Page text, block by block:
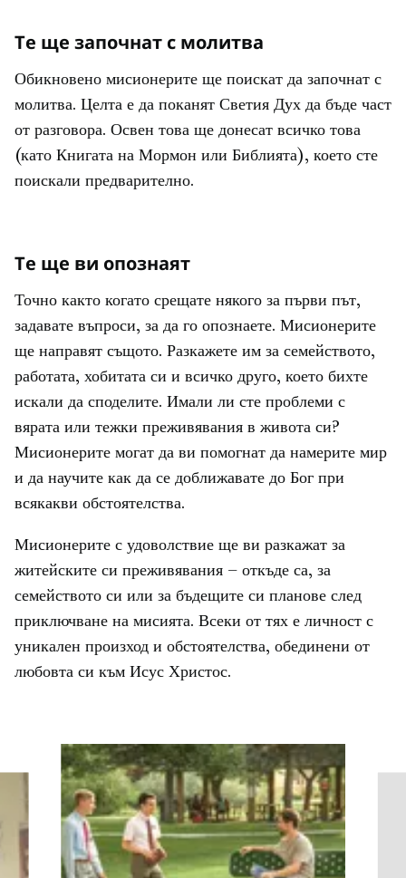
Те ще започнат с молитва
Обикновено мисионерите ще поискат да започнат с
молитва. Целта е да поканят Светия Дух да бъде част
от разговора. Освен това ще донесат всичко това
(като Книгата на Мормон или Библията), което сте
поискали предварително.
Те ще ви опознаят
Точно както когато срещате някого за първи път,
задавате въпроси, за да го опознаете. Мисионерите
ще направят същото. Разкажете им за семейството,
работата, хобитата си и всичко друго, което бихте
искали да споделите. Имали ли сте проблеми с
вярата или тежки преживявания в живота си?
Мисионерите могат да ви помогнат да намерите мир
и да научите как да се доближавате до Бог при
всякакви обстоятелства.
Мисионерите с удоволствие ще ви разкажат за
житейските си преживявания – откъде са, за
семейството си или за бъдещите си планове след
приключване на мисията. Всеки от тях е личност с
уникален произход и обстоятелства, обединени от
любовта си към Исус Христос.